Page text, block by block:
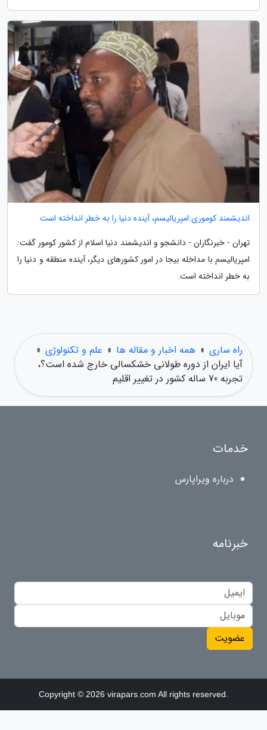
اندیشمند کوموری:امپریالیسم، آینده دنیا را به خطر انداخته است
تهران - خبرنگاران - دانشجو و اندیشمند دنیا اسلام از کشور کومور گفت:
امپریالیسم با مداخله بیجا در امور کشورهای دیگر، آینده منطقه و دنیا را
به خطر انداخته است.
راه ساری » همه اخبار و مقاله ها » علم و تکنولوژی »
آیا ایران از دوره طولانی خشکسالی خارج شده است؟،
تجربه 70 ساله کشور در تغییر اقلیم
خدمات
درباره ویراپارس
خبرنامه
عضویت
Copyright © 2026 virapars.com All rights reserved.